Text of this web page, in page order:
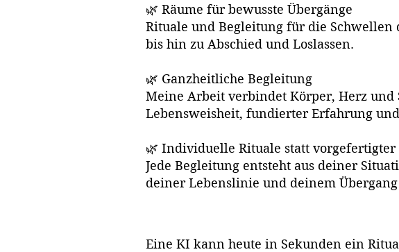
🌿 Räume für bewusste Übergänge
Rituale und Begleitung für die Schwellen
bis hin zu Abschied und Loslassen.
🌿 Ganzheitliche Begleitung
Meine Arbeit verbindet Körper, Herz und
Lebensweisheit, fundierter Erfahrung
🌿 Individuelle Rituale statt vorgefertigter
Jede Begleitung entsteht aus deiner
deiner Lebenslinie und deinem Übergang
Eine KI kann heute in Sekunden ein